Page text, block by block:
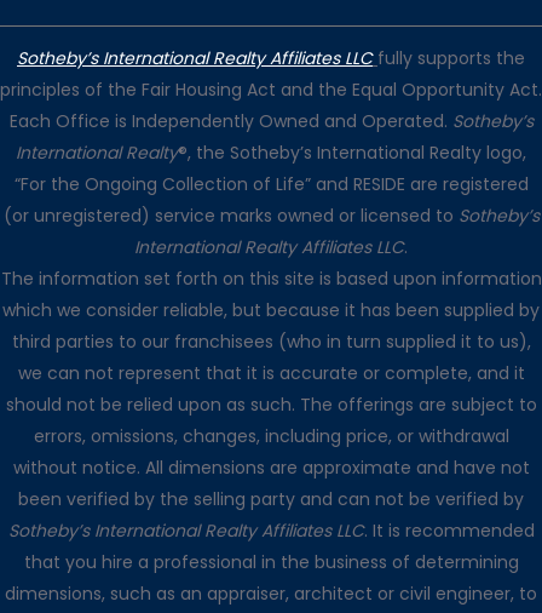
Sotheby’s International Realty Affiliates LLC fully supports the
principles of the Fair Housing Act and the Equal Opportunity Act.
Each Office is Independently Owned and Operated. Sotheby’s
International Realty®, the Sotheby’s International Realty logo,
“For the Ongoing Collection of Life” and RESIDE are registered
(or unregistered) service marks owned or licensed to Sotheby’s
International Realty Affiliates LLC.
The information set forth on this site is based upon information
which we consider reliable, but because it has been supplied by
third parties to our franchisees (who in turn supplied it to us),
we can not represent that it is accurate or complete, and it
should not be relied upon as such. The offerings are subject to
errors, omissions, changes, including price, or withdrawal
without notice. All dimensions are approximate and have not
been verified by the selling party and can not be verified by
Sotheby’s International Realty Affiliates LLC. It is recommended
that you hire a professional in the business of determining
dimensions, such as an appraiser, architect or civil engineer, to